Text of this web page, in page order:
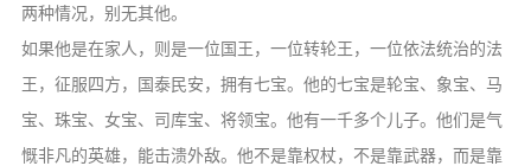
两种情况，别无其他。
如果他是在家人，则是一位国王，一位转轮王，一位依法统治的法
王，征服四方，国泰民安，拥有七宝。他的七宝是轮宝、象宝、马
宝、珠宝、女宝、司库宝、将领宝。他有一千多个儿子。他们是气
慨非凡的英雄，能击溃外敌。他不是靠权杖，不是靠武器，而是靠